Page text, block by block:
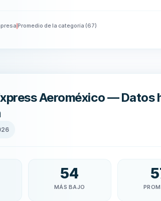
Promedio de la categoría (67)
Aeroméxico — Datos
54
MÁS BAJO